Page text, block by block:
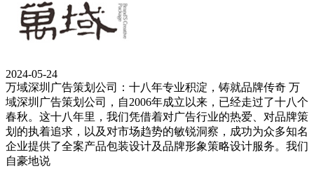
2024-05-24
万域深圳广告策划公司：十八年专业积淀，铸就品牌传奇 万
域深圳广告策划公司，自2006年成立以来，已经走过了十八个
春秋。这十八年里，我们凭借着对广告行业的热爱、对品牌策
划的执着追求，以及对市场趋势的敏锐洞察，成功为众多知名
企业提供了全案产品包装设计及品牌形象策略设计服务。我们
自豪地说